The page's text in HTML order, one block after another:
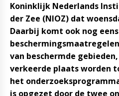
Koninklijk Nederlands
der Zee (NIOZ) dat
Daarbij komt ook nog
van beschermde
verkeerde plaats worden
het
is opgezet door de twee